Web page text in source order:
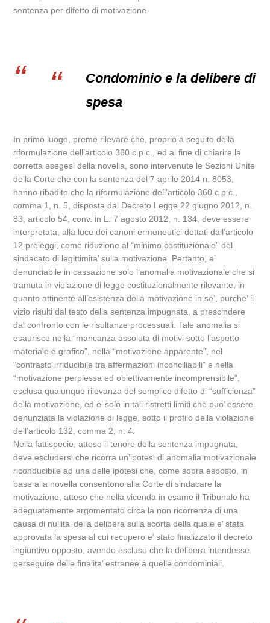
sentenza per difetto di motivazione.
Condominio e la delibere di
spesa
In primo luogo, preme rilevare che, proprio a seguito della
riformulazione dell’articolo 360 c.p.c., ed al fine di chiarire la
corretta esegesi della novella, sono intervenute le Sezioni Unite
della Corte che con la sentenza del 7 aprile 2014 n. 8053,
hanno ribadito che la riformulazione dell’articolo 360 c.p.c.,
comma 1, n. 5, disposta dal Decreto Legge 22 giugno 2012, n.
83, articolo 54, conv. in L. 7 agosto 2012, n. 134, deve essere
interpretata, alla luce dei canoni ermeneutici dettati dall’articolo
12 preleggi, come riduzione al “minimo costituzionale” del
sindacato di legittimita’ sulla motivazione. Pertanto, e’
denunciabile in cassazione solo l’anomalia motivazionale che si
tramuta in violazione di legge costituzionalmente rilevante, in
quanto attinente all’esistenza della motivazione in se’, purche’ il
vizio risulti dal testo della sentenza impugnata, a prescindere
dal confronto con le risultanze processuali. Tale anomalia si
esaurisce nella “mancanza assoluta di motivi sotto l’aspetto
materiale e grafico”, nella “motivazione apparente”, nel
“contrasto irriducibile tra affermazioni inconciliabili” e nella
“motivazione perplessa ed obiettivamente incomprensibile”,
esclusa qualunque rilevanza del semplice difetto di “sufficienza”
della motivazione, ed e’ solo in tali ristretti limiti che puo’ essere
denunziata la violazione di legge, sotto il profilo della violazione
dell’articolo 132, comma 2, n. 4.
Nella fattispecie, atteso il tenore della sentenza impugnata,
deve escludersi che ricorra un’ipotesi di anomalia motivazionale
riconducibile ad una delle ipotesi che, come sopra esposto, in
base alla novella consentono alla Corte di sindacare la
motivazione, atteso che nella vicenda in esame il Tribunale ha
adeguatamente argomentato circa la non ricorrenza di una
causa di nullita’ della delibera sulla scorta della quale e’ stata
approvata la spesa al cui recupero e’ stato finalizzato il decreto
ingiuntivo opposto, avendo escluso che la delibera intendesse
perseguire delle finalita’ estranee a quelle condominiali.